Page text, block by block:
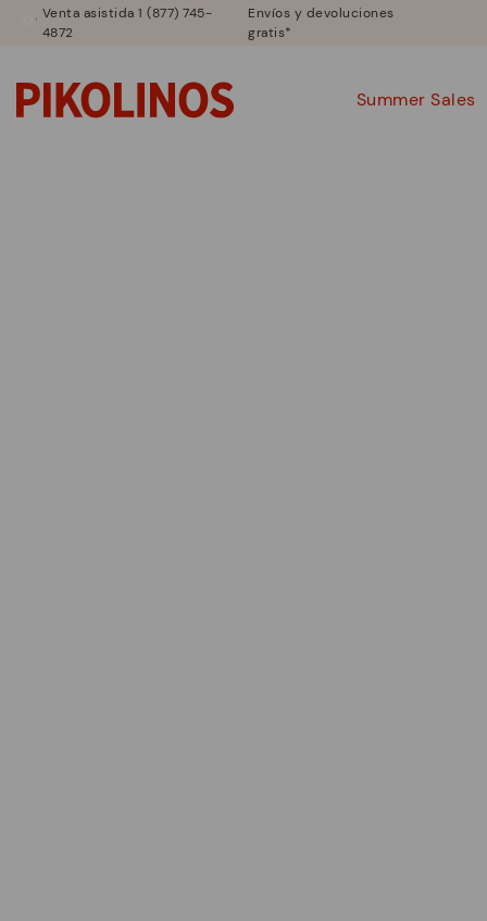
Venta asistida 1 (877) 745-
4872
Envíos y devoluciones
gratis*
Summer Sales